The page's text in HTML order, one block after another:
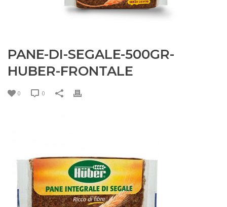
PANE-DI-SEGALE-500GR-
HUBER-FRONTALE
0 0